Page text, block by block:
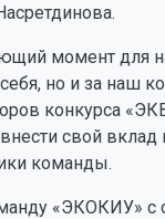
момент для
себя, но и за
конкурса
свой
команды.
«ЭКОКИУ» с